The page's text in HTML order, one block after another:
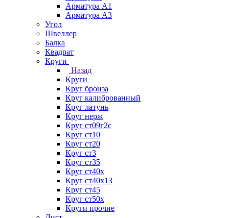
Арматура А1
Арматура А3
Угол
Швеллер
Балка
Квадрат
Круги
Назад
Круги
Круг бронза
Круг калиброванный
Круг латунь
Круг нерж
Круг ст09г2с
Круг ст10
Круг ст20
Круг ст3
Круг ст35
Круг ст40х
Круг ст40х13
Круг ст45
Круг ст50х
Круги прочие